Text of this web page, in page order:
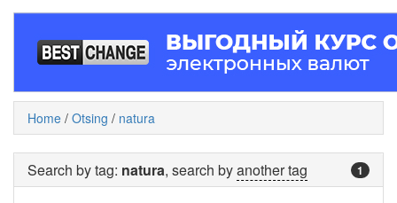
Home / Otsing / natura
1
Search by tag: natura, search byanother tag